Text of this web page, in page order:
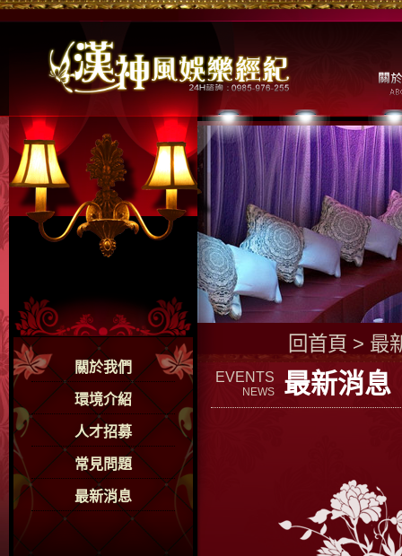
關於我們
環境介紹
人才招募
常見問題
最新消息
回首頁 > 最
EVENTS
NEWS 最新消息
店經紀人、高雄酒店經紀人、酒店上班、酒店工作、酒店經紀公司、酒店業經